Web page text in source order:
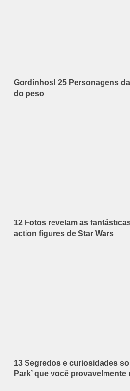
Gordinhos! 25 Personagens
do peso
12 Fotos revelam as
action figures de Star Wars
13 Segredos e curiosidades
Park’ que você provavelmente